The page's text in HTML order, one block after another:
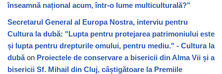
înseamnă național acum, într-o lume multiculturală?”
Secretarul General al Europa Nostra, interviu pentru
Cultura la dubă: "Lupta pentru protejarea patrimoniului este
și lupta pentru drepturile omului, pentru mediu." - Cultura la
dubăon Proiectele de conservare a bisericii din Alma Vii și a
bisericii Sf. Mihail din Cluj, câștigătoare la Premiile